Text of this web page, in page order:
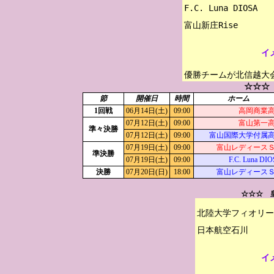
F.C. Luna DIOSA
イ
優勝チームが北信越大
☆☆☆
節 開催日 時間
ホーム
1回戦
06月14日(土) 09:00 高岡商業
準々決勝
07月12日(土) 09:00
富山第一
07月12日(土)
09:00 富山国際大学付属
準決勝
07月19日(土) 09:00
富山レディース
07月19日(土)
09:00
F.C. Luna
決勝
07月20日(日) 18:00 富山レディース
☆☆☆ 皇
北陸大学フィオリ
イ